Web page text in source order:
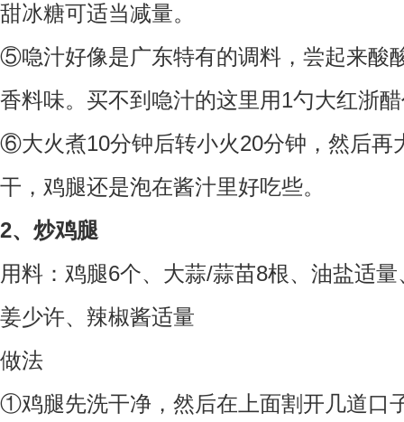
甜冰糖可适当减量。
⑤喼汁好像是广东特有的调料，尝起来酸
香料味。买不到喼汁的这里用1勺大红浙
⑥大火煮10分钟后转小火20分钟，然后再
干，鸡腿还是泡在酱汁里好吃些。
2、炒鸡腿
用料： 鸡腿6个、大蒜/蒜苗8根、油盐适
姜少许、辣椒酱适量
做法
①鸡腿先洗干净，然后在上面割开几道口